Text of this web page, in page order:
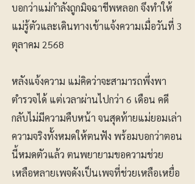
บอกว่าแม่กำลังถูกมิจฉาชีพหลอก จึงทำให้
แม่รู้ตัวและเดินทางเข้าแจ้งความเมื่อวันที่ 3
ตุลาคม 2568
หลังแจ้งความ แม่คิดว่าจะสามารถพึ่งพา
ตำรวจได้ แต่เวลาผ่านไปกว่า 6 เดือน คดี
กลับไม่มีความคืบหน้า จนสุดท้ายแม่ยอมเล่า
ความจริงทั้งหมดให้ตนฟัง พร้อมบอกว่าตอน
นี้หมดตัวแล้ว ตนพยายามขอความช่วย
เหลือหลายเพจดังเป็นเพจที่ช่วยเหลือเหยื่อ